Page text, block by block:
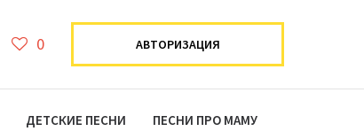
0 АВТОРИЗАЦИЯ
ДЕТСКИЕ ПЕСНИ ПЕСНИ ПРО МАМУ